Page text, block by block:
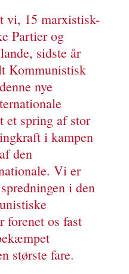
vi, 15 marxistisk-
Partier og
sidste år
Kommunistisk
nye
et spring af stor
i kampen
den
Vi er
i den
forenet os fast
største fare.